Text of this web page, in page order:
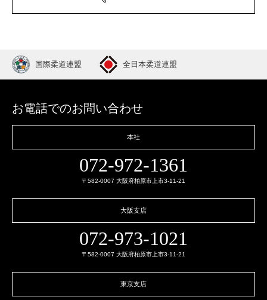
国際柔道連盟 全日本柔道連盟
お電話でのお問い合わせ
本社
072-972-1361
〒582-0007 大阪府柏原市上市3-11-21
大阪支店
072-973-1021
〒582-0007 大阪府柏原市上市3-11-21
東京支店